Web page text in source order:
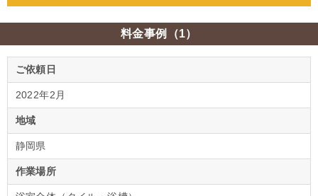
料金事例（1）
ご依頼日
2022年2月
地域
静岡県
作業場所